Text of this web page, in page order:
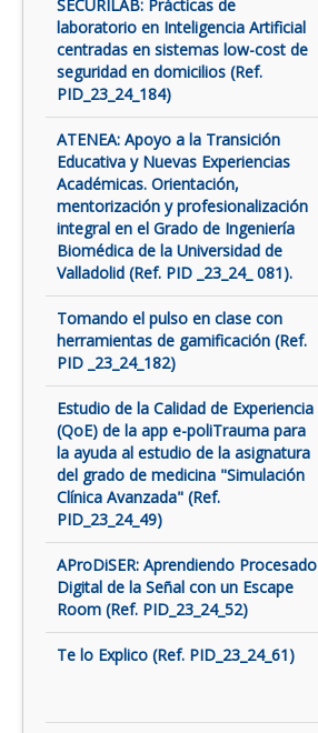
SECURILAB: Prácticas de
laboratorio en Inteligencia Artificial
centradas en sistemas low-cost de
seguridad en domicilios (Ref.
PID_23_24_184)
ATENEA: Apoyo a la Transición
Educativa y Nuevas Experiencias
Académicas. Orientación,
mentorización y profesionalización
integral en el Grado de Ingeniería
Biomédica de la Universidad de
Valladolid (Ref. PID _23_24_ 081).
Tomando el pulso en clase con
herramientas de gamificación (Ref.
PID _23_24_182)
Estudio de la Calidad de Experiencia
(QoE) de la app e-poliTrauma para
la ayuda al estudio de la asignatura
del grado de medicina "Simulación
Clínica Avanzada" (Ref.
PID_23_24_49)
AProDiSER: Aprendiendo Procesado
Digital de la Señal con un Escape
Room (Ref. PID_23_24_52)
Te lo Explico (Ref. PID_23_24_61)